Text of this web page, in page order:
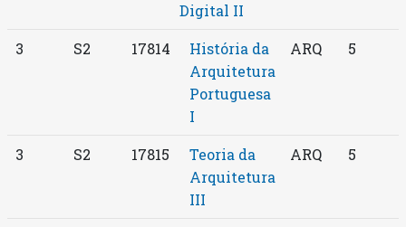
Digital II
3 S2 17814
História da
Arquitetura
Portuguesa
I
ARQ 5
3 S2 17815
Teoria da
Arquitetura
III
ARQ 5